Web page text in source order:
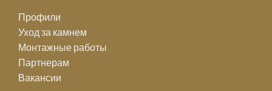
Профили
Уход за камнем
Монтажные работы
Партнерам
Вакансии